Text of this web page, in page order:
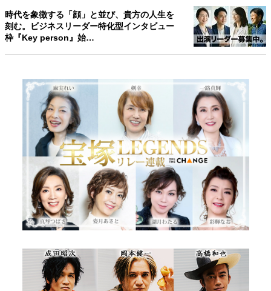
時代を象徴する「顔」と並び、貴方の人生を
刻む。ビジネスリーダー特化型インタビュー
枠『Key person』始…